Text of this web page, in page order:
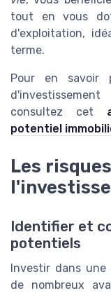
tout en vous
d'exploitation,
terme.
Pour en savoir
consultez cet
potentiel
Les
Identifier et
potentiels
Investir dans une
de nombreux